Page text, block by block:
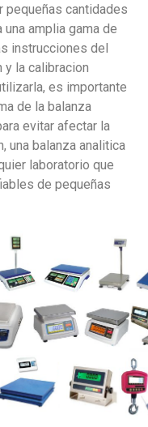
pequeñas cantidades
amplia gama de
instrucciones del
y la calibracion
es importante
de la balanza
evitar afectar la
una balanza analitica
laboratorio que
de pequeñas